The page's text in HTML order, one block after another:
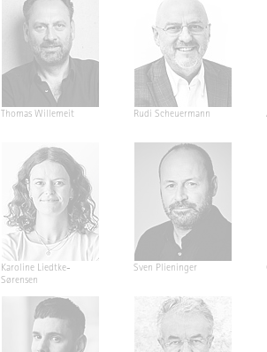
Thomas Willemeit Rudi Scheuermann
Karoline Liedtke-
Sørensen
Sven Plieninger